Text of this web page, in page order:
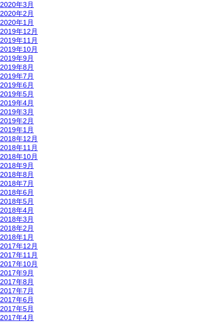
2020年3月
2020年2月
2020年1月
2019年12月
2019年11月
2019年10月
2019年9月
2019年8月
2019年7月
2019年6月
2019年5月
2019年4月
2019年3月
2019年2月
2019年1月
2018年12月
2018年11月
2018年10月
2018年9月
2018年8月
2018年7月
2018年6月
2018年5月
2018年4月
2018年3月
2018年2月
2018年1月
2017年12月
2017年11月
2017年10月
2017年9月
2017年8月
2017年7月
2017年6月
2017年5月
2017年4月